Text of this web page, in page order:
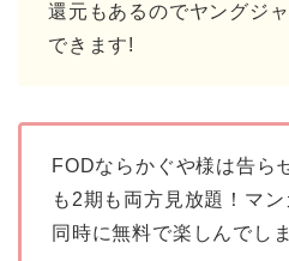
還元もあるのでヤングジ
できます!
FODならかぐや様は告ら
も2期も両方見放題！マ
同時に無料で楽しんでし